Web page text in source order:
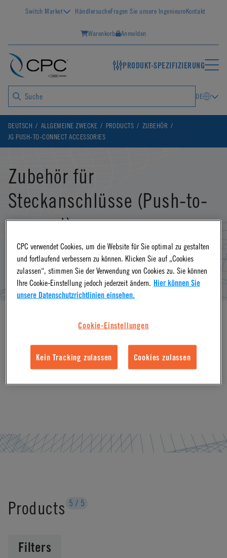
Switch Market HändlersucheFragen Sie unsere IngenieureKontakt
Warenkorb Anmelden
PRODUKT-SPEZIFIZIERUNG
DE
DEUTSCH ALLGEMEINE ZWECKE PRODUCTS
ZUBEHÖR
JG PUSH-TO-CONNECT ACCESSORIES
Zubehör für
Steckanschlüsse (Push-to-
connect)
SEE ZUBEHÖR FÜR STECKANSCHLÜSSE (PUSH-
TO-CONNECT) PRODUCTS
Push-to-Connect Accessories for PLC quick disconnect
couplings with JG terminations.
Products 5 / 5
Filters
CPC verwendet Cookies, um die Website für Sie optimal zu gestalten
und fortlaufend verbessern zu können. Klicken Sie auf „Cookies
zulassen“, stimmen Sie der Verwendung von Cookies zu. Sie können
Ihre Cookie-Einstellung jedoch jederzeit ändern. Hier können Sie
unsere Datenschutzrichtlinien einsehen.
Cookie-Einstellungen
Kein Tracking zulassen Cookies zulassen